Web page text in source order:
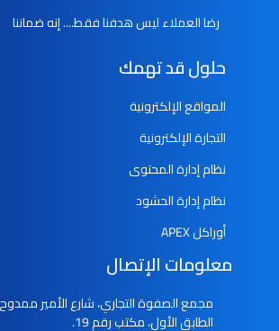
رضا العملاء ليس هدفنا فقط.... إنه ضماننا
حلول قد تهمك
المواقع الإلكترونية
التجارة الإلكترونية
نظام إدارة المحتوى
نظام إدارة الحشود
أوراكل APEX
معلومات الإتصال
مجمع الصفوة التجاري، شارع الأمير
الطابق الأول، مكتب رقم 19.